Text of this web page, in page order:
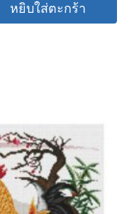
หยิบใส่ตะกร้า